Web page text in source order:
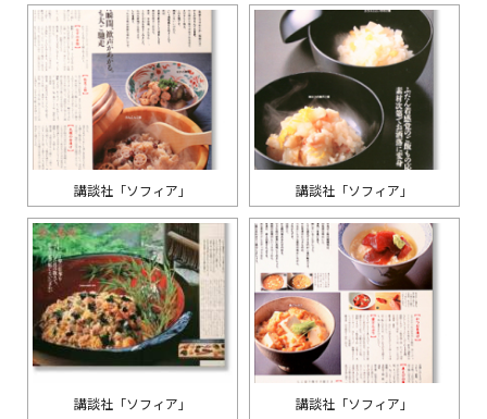
講談社「ソフィア」 講談社「ソフィア」
講談社「ソフィア」 講談社「ソフィア」